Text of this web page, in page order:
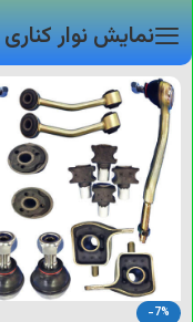
نمایش نوار کناری
-7%